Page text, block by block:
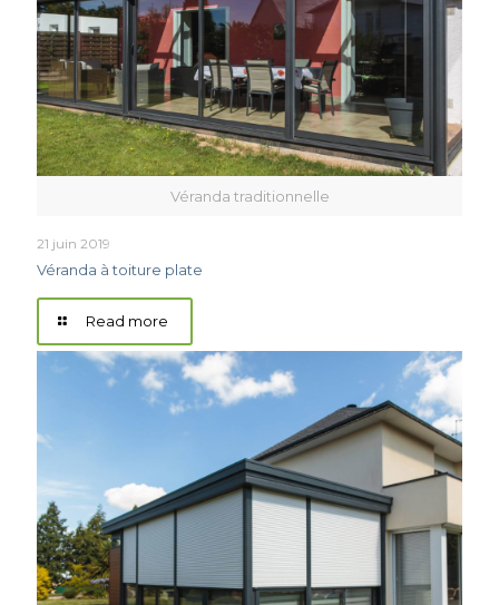
Véranda traditionnelle
21 juin 2019
Véranda à toiture plate
Read more